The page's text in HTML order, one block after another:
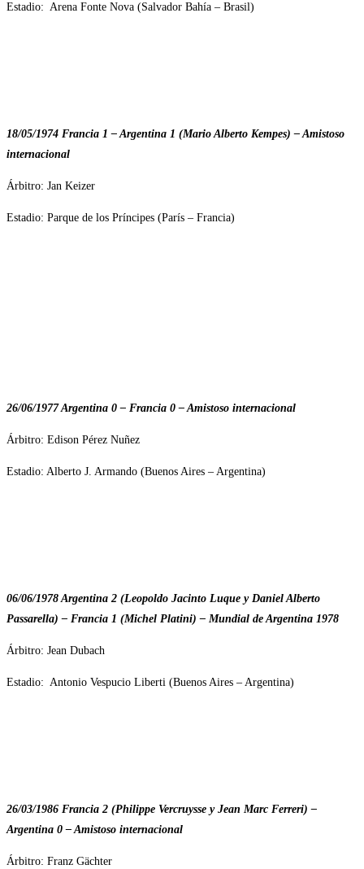
Estadio: Arena Fonte Nova (Salvador Bahía – Brasil)
18/05/1974 Francia 1 – Argentina 1 (Mario Alberto Kempes) – Amistoso
internacional
Árbitro: Jan Keizer
Estadio: Parque de los Príncipes (París – Francia)
26/06/1977 Argentina 0 – Francia 0 – Amistoso internacional
Árbitro: Edison Pérez Nuñez
Estadio: Alberto J. Armando (Buenos Aires – Argentina)
06/06/1978 Argentina 2 (Leopoldo Jacinto Luque y Daniel Alberto
Passarella) – Francia 1 (Michel Platini) – Mundial de Argentina 1978
Árbitro: Jean Dubach
Estadio: Antonio Vespucio Liberti (Buenos Aires – Argentina)
26/03/1986 Francia 2 (Philippe Vercruysse y Jean Marc Ferreri) –
Argentina 0 – Amistoso internacional
Árbitro: Franz Gächter